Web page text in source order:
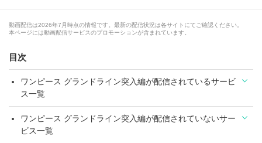
動画配信は2026年7月時点の情報です。最新の配信状況は各サイトにてご確認ください。
本ページには動画配信サービスのプロモーションが含まれています。
目次
ワンピース グランドライン突入編が配信されているサービ
ス一覧
ワンピース グランドライン突入編が配信されていないサー
ビス一覧